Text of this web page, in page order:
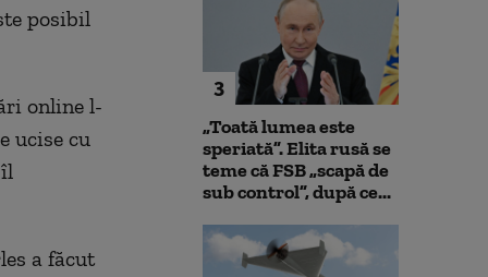
posibil
online l-
ucise cu
a făcut
3
„Toată lumea este
speriată”. Elita rusă se
teme că FSB „scapă de
sub control”, după ce...